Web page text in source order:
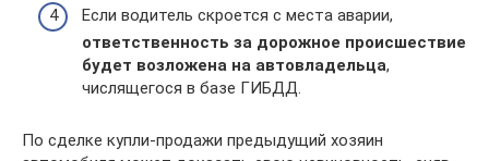
Если водитель скроется с места аварии,
ответственность за дорожное происшествие
будет возложена на автовладельца,
числящегося в базе ГИБДД.
По сделке купли-продажи предыдущий хозяин